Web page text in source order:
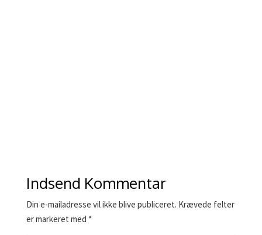
Indsend Kommentar
Din e-mailadresse vil ikke blive publiceret. Krævede felter
er markeret med *